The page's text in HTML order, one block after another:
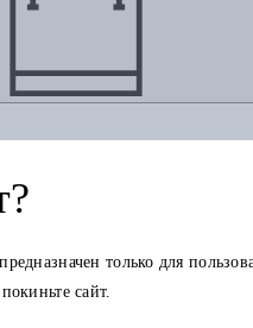
только для
сайт.